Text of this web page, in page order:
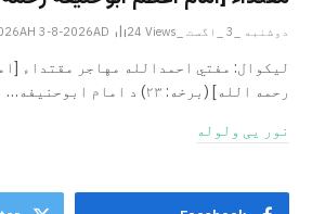
دوشنبه _3 _اگست _2026AH 3-8-2026AD 24 Views
لیکوال: مفتي احمدالله مهاجر مقتداء
رحمه الله‎] (برخه: ۲۳) د امام ابوحنيفه…
نور یی ولوله